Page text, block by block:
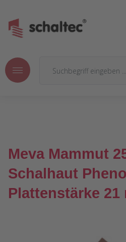
Meva Mammut
Schalhaut
Plattenstärke 21
Bildergalerie überspringen